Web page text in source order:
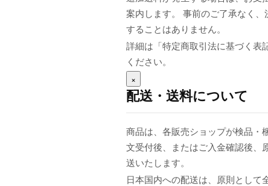
案内します。 事前のご了承なく
することはありません。
詳細は「特定商取引法に基づく表
ください。
×
配送・送料について
商品は、各販売ショップが検品・
文受付後、またはご入金確認後、
送いたします。
日本国内への配送は、原則として